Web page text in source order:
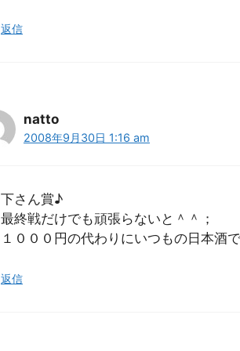
返信
natto
2008年9月30日 1:16 am
下さん賞♪
最終戦だけでも頑張らないと＾＾；
１０００円の代わりにいつもの日本酒
返信